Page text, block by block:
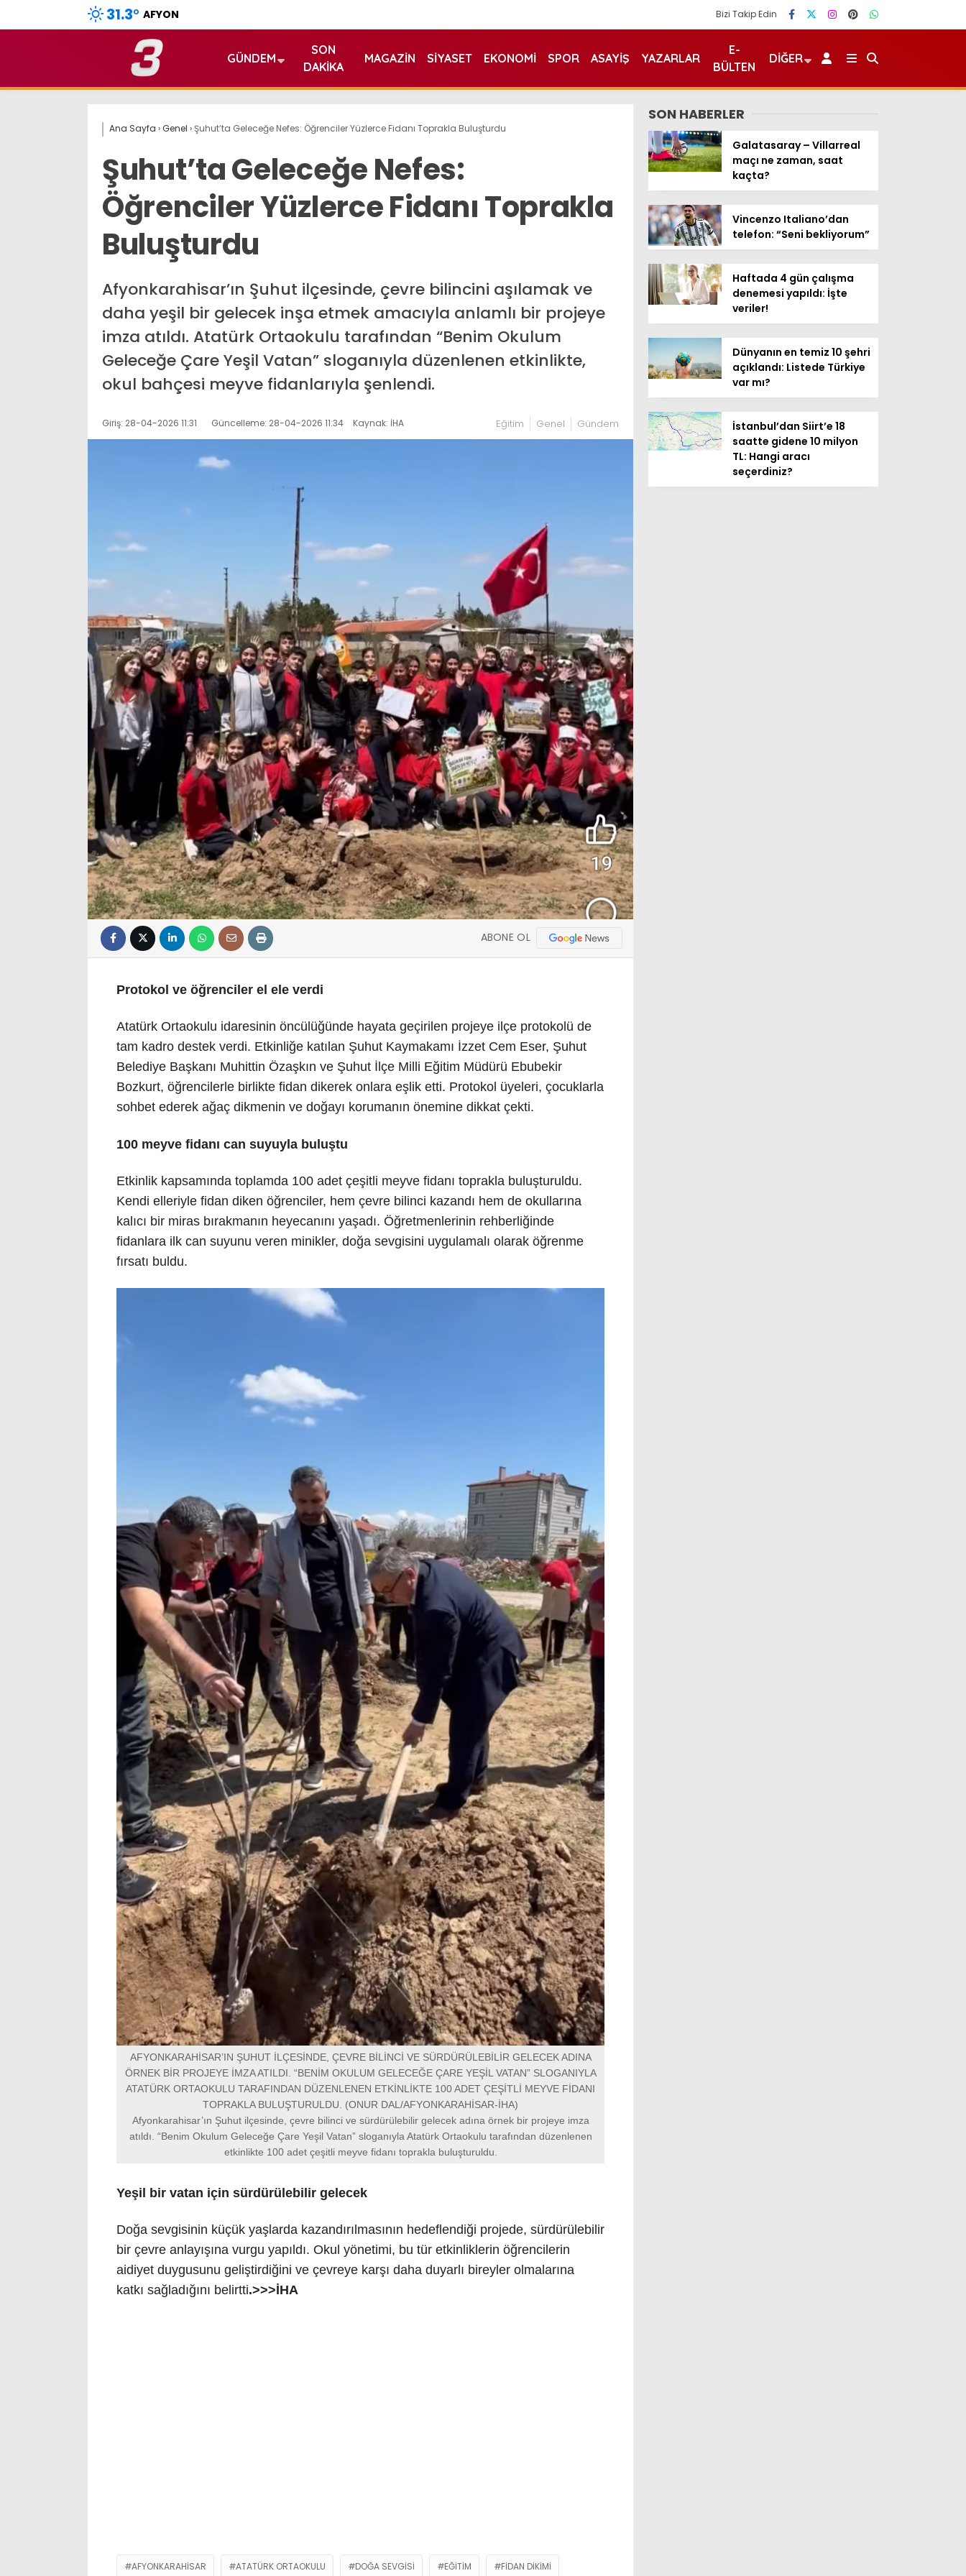
31.3° AFYON Bizi Takip Edin
GÜNDEM
SON
DAKIKA
MAGAZIN SIYASET EKONOMI SPOR ASAYIŞ YAZARLAR
E-
BÜLTEN
DIĞER
Ana Sayfa ›Genel ›Şuhut’ta Geleceğe Nefes: Öğrenciler Yüzlerce Fidanı Toprakla Buluşturdu
Şuhut’ta Geleceğe Nefes:
Öğrenciler Yüzlerce Fidanı Toprakla
Buluşturdu
Afyonkarahisar’ın Şuhut ilçesinde, çevre bilincini aşılamak ve
daha yeşil bir gelecek inşa etmek amacıyla anlamlı bir projeye
imza atıldı. Atatürk Ortaokulu tarafından “Benim Okulum
Geleceğe Çare Yeşil Vatan” sloganıyla düzenlenen etkinlikte,
okul bahçesi meyve fidanlarıyla şenlendi.
Giriş: 28-04-2026 11:31 Güncelleme: 28-04-2026 11:34 Kaynak: İHA Eğitim Genel Gündem
ABONE OL
Protokol ve öğrenciler el ele verdi
Atatürk Ortaokulu idaresinin öncülüğünde hayata geçirilen projeye ilçe protokolü de
tam kadro destek verdi. Etkinliğe katılan Şuhut Kaymakamı İzzet Cem Eser, Şuhut
Belediye Başkanı Muhittin Özaşkın ve Şuhut İlçe Milli Eğitim Müdürü Ebubekir
Bozkurt, öğrencilerle birlikte fidan dikerek onlara eşlik etti. Protokol üyeleri, çocuklarla
sohbet ederek ağaç dikmenin ve doğayı korumanın önemine dikkat çekti.
100 meyve fidanı can suyuyla buluştu
Etkinlik kapsamında toplamda 100 adet çeşitli meyve fidanı toprakla buluşturuldu.
Kendi elleriyle fidan diken öğrenciler, hem çevre bilinci kazandı hem de okullarına
kalıcı bir miras bırakmanın heyecanını yaşadı. Öğretmenlerinin rehberliğinde
fidanlara ilk can suyunu veren minikler, doğa sevgisini uygulamalı olarak öğrenme
fırsatı buldu.
AFYONKARAHİSAR’IN ŞUHUT İLÇESİNDE, ÇEVRE BİLİNCİ VE SÜRDÜRÜLEBİLİR GELECEK ADINA
ÖRNEK BİR PROJEYE İMZA ATILDI. “BENİM OKULUM GELECEĞE ÇARE YEŞİL VATAN” SLOGANIYLA
ATATÜRK ORTAOKULU TARAFINDAN DÜZENLENEN ETKİNLİKTE 100 ADET ÇEŞİTLİ MEYVE FİDANI
TOPRAKLA BULUŞTURULDU. (ONUR DAL/AFYONKARAHİSAR-İHA)
Afyonkarahisar’ın Şuhut ilçesinde, çevre bilinci ve sürdürülebilir gelecek adına örnek bir projeye imza
atıldı. “Benim Okulum Geleceğe Çare Yeşil Vatan” sloganıyla Atatürk Ortaokulu tarafından düzenlenen
etkinlikte 100 adet çeşitli meyve fidanı toprakla buluşturuldu.
Yeşil bir vatan için sürdürülebilir gelecek
Doğa sevgisinin küçük yaşlarda kazandırılmasının hedeflendiği projede, sürdürülebilir
bir çevre anlayışına vurgu yapıldı. Okul yönetimi, bu tür etkinliklerin öğrencilerin
aidiyet duygusunu geliştirdiğini ve çevreye karşı daha duyarlı bireyler olmalarına
katkı sağladığını belirtti.>>>İHA
AFYONKARAHISAR ATATÜRK ORTAOKULU DOĞA SEVGISI EĞITIM FIDAN DIKIMI
SON HABERLER
Galatasaray – Villarreal
maçı ne zaman, saat
kaçta?
Vincenzo Italiano’dan
telefon: “Seni bekliyorum”
Haftada 4 gün çalışma
denemesi yapıldı: İşte
veriler!
Dünyanın en temiz 10 şehri
açıklandı: Listede Türkiye
var mı?
İstanbul’dan Siirt’e 18
saatte gidene 10 milyon
TL: Hangi aracı
seçerdiniz?